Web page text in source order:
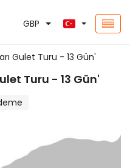
GBP
Gulet Turu - 13 Gün'
Turu - 13 Gün'